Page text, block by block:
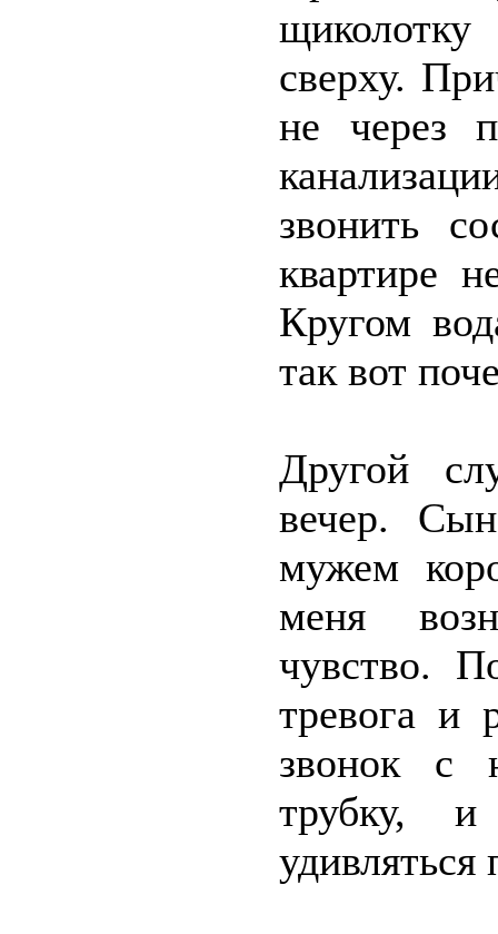
сверху.
не через
звонить
квартире
Кругом
так вот
Другой
вечер.
мужем
меня
чувство.
тревога и
звонок с
трубку, и
удивляться